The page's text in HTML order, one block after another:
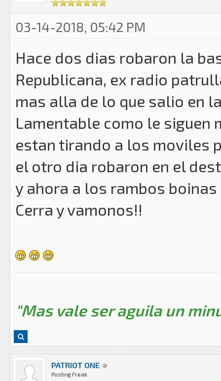
03-14-2018, 05:42 PM
Hace dos dias robaron la
Republicana, ex radio
mas alla de lo que salio en
Lamentable como le siguen
estan tirando a los moviles
el otro dia robaron en el
y ahora a los rambos boinas
Cerra y vamonos!!
"Mas vale ser aguila un
PATRIOT ONE
Posting Freak